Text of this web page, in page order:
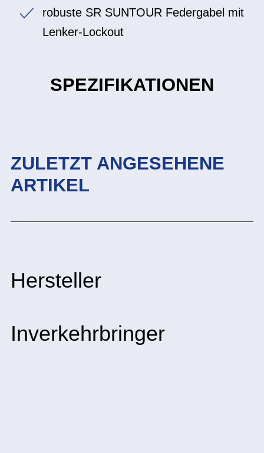
robuste SR SUNTOUR Federgabel mit
Lenker-Lockout
SPEZIFIKATIONEN
ZULETZT ANGESEHENE
ARTIKEL
Hersteller
Inverkehrbringer